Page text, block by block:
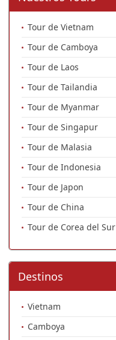
Tour de Vietnam
Tour de Camboya
Tour de Laos
Tour de Tailandia
Tour de Myanmar
Tour de Singapur
Tour de Malasia
Tour de Indonesia
Tour de Japon
Tour de China
Tour de Corea del Sur
Destinos
Vietnam
Camboya